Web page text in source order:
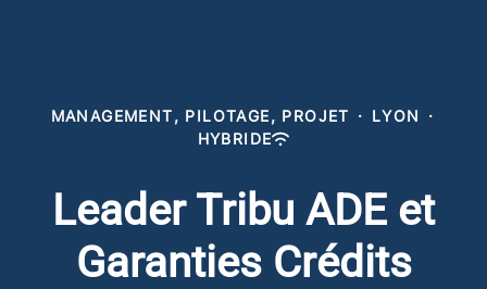
MANAGEMENT, PILOTAGE, PROJET · LYON
·
HYBRIDE
Leader Tribu ADE et
Garanties Crédits